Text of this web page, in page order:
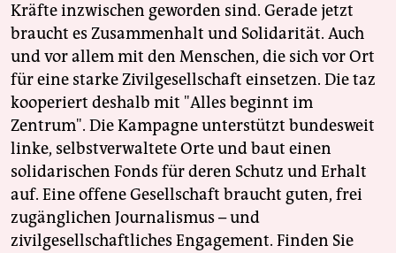
Kräfte inzwischen geworden sind. Gerade jetzt
braucht es Zusammenhalt und Solidarität. Auch
und vor allem mit den Menschen, die sich vor Ort
für eine starke Zivilgesellschaft einsetzen. Die taz
kooperiert deshalb mit "Alles beginnt im
Zentrum". Die Kampagne unterstützt bundesweit
linke, selbstverwaltete Orte und baut einen
solidarischen Fonds für deren Schutz und Erhalt
auf. Eine offene Gesellschaft braucht guten, frei
zugänglichen Journalismus – und
zivilgesellschaftliches Engagement. Finden Sie